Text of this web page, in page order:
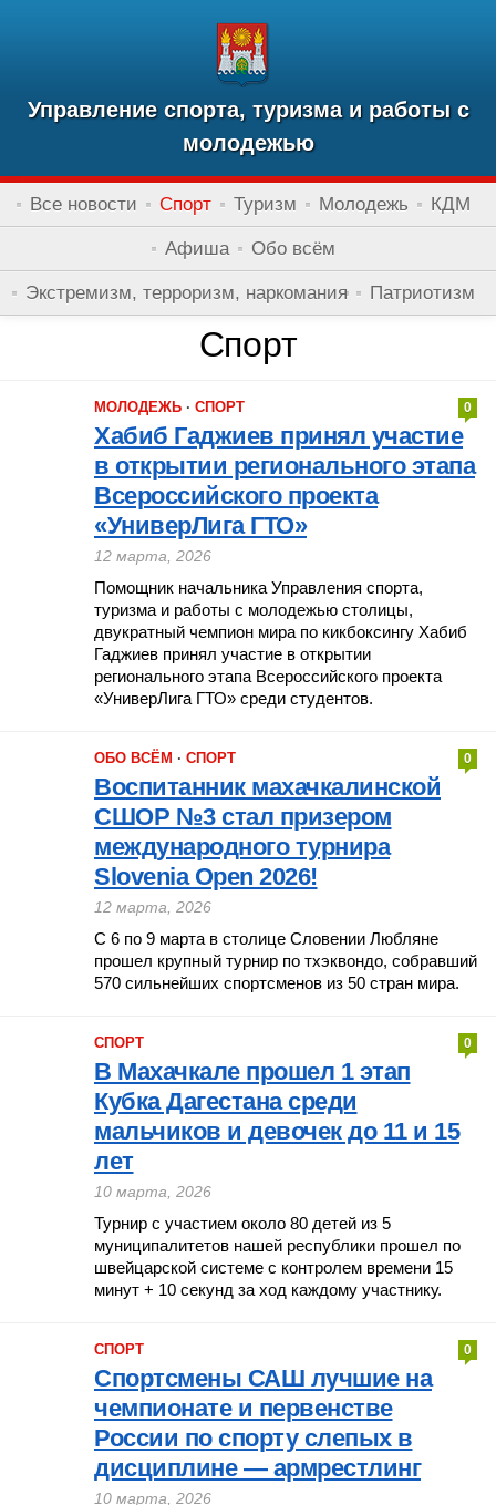
Управление спорта, туризма и работы с
молодежью
Все новости Спорт Туризм Молодежь КДМ
Афиша Обо всём
Экстремизм, терроризм, наркомания Патриотизм
Спорт
МОЛОДЕЖЬ · СПОРТ 0
Хабиб Гаджиев принял участие
в открытии регионального этапа
Всероссийского проекта
«УниверЛига ГТО»
12 марта, 2026
Помощник начальника Управления спорта,
туризма и работы с молодежью столицы,
двукратный чемпион мира по кикбоксингу Хабиб
Гаджиев принял участие в открытии
регионального этапа Всероссийского проекта
«УниверЛига ГТО» среди студентов.
ОБО ВСЁМ · СПОРТ 0
Воспитанник махачкалинской
СШОР №3 стал призером
международного турнира
Slovenia Open 2026!
12 марта, 2026
С 6 по 9 марта в столице Словении Любляне
прошел крупный турнир по тхэквондо, собравший
570 сильнейших спортсменов из 50 стран мира.
СПОРТ 0
В Махачкале прошел 1 этап
Кубка Дагестана среди
мальчиков и девочек до 11 и 15
лет
10 марта, 2026
Турнир с участием около 80 детей из 5
муниципалитетов нашей республики прошел по
швейцарской системе с контролем времени 15
минут + 10 секунд за ход каждому участнику.
СПОРТ 0
Спортсмены САШ лучшие на
чемпионате и первенстве
России по спорту слепых в
дисциплине — армрестлинг
10 марта, 2026